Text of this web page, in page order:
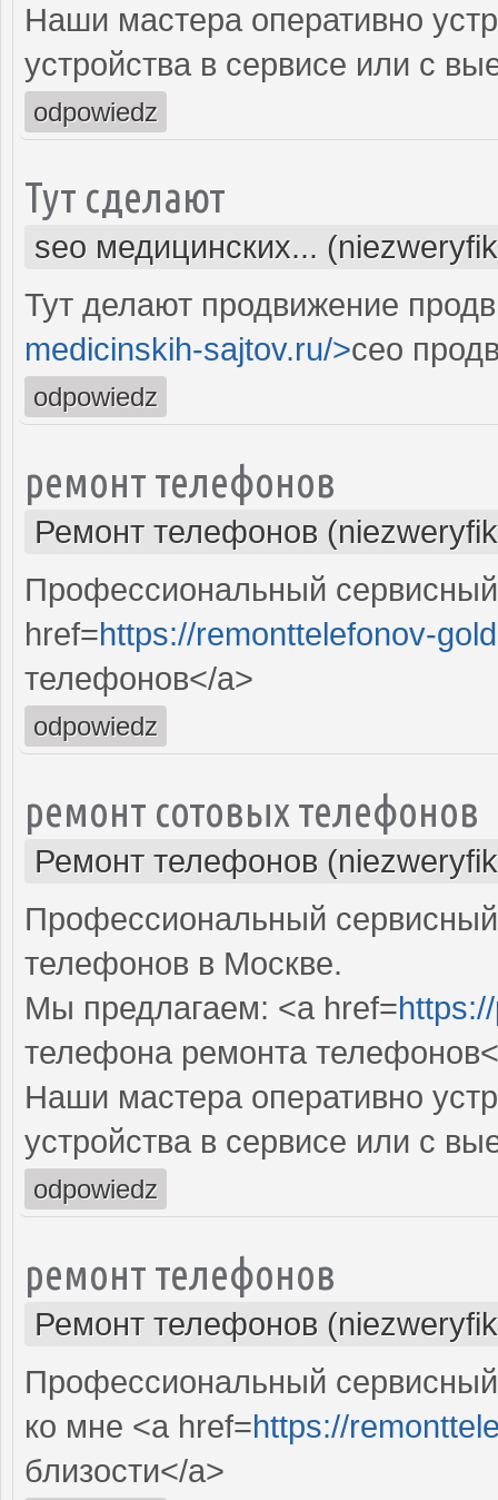
Наши мастера оперативно
устройства в сервисе или с
odpowiedz
Тут сделают
seo медицинских...
Тут делают продвижение
medicinskih-sajtov.ru/>сео
odpowiedz
ремонт телефонов
Ремонт телефонов
Профессиональный
href=https://remonttelefonov-
телефонов</a>
odpowiedz
ремонт сотовых телефонов
Ремонт телефонов
Профессиональный
телефонов в Москве.
Мы предлагаем: <a href=
телефона ремонта
Наши мастера оперативно
устройства в сервисе или с
odpowiedz
ремонт телефонов
Ремонт телефонов
Профессиональный
ко мне <a href=https://
близости</a>